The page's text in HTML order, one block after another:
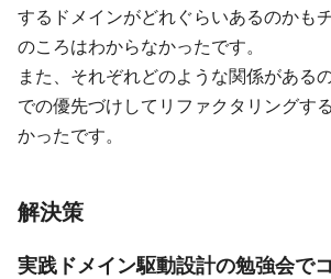
するドメインがどれぐらいあるのかも
のころはわからなかったです。
また、それぞれどのような関係がある
での優先づけしてリファクタリングす
かったです。
解決策
実践ドメイン駆動設計の勉強会で